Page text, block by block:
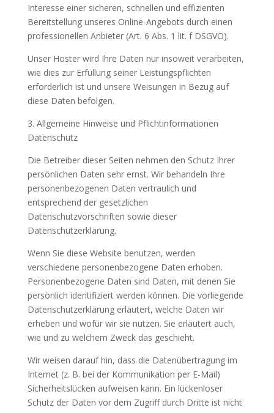
Interesse einer sicheren, schnellen und effizienten
Bereitstellung unseres Online-Angebots durch einen
professionellen Anbieter (Art. 6 Abs. 1 lit. f DSGVO).
Unser Hoster wird Ihre Daten nur insoweit verarbeiten,
wie dies zur Erfüllung seiner Leistungspflichten
erforderlich ist und unsere Weisungen in Bezug auf
diese Daten befolgen.
3. Allgemeine Hinweise und Pflichtinformationen
Datenschutz
Die Betreiber dieser Seiten nehmen den Schutz Ihrer
persönlichen Daten sehr ernst. Wir behandeln Ihre
personenbezogenen Daten vertraulich und
entsprechend der gesetzlichen
Datenschutzvorschriften sowie dieser
Datenschutzerklärung.
Wenn Sie diese Website benutzen, werden
verschiedene personenbezogene Daten erhoben.
Personenbezogene Daten sind Daten, mit denen Sie
persönlich identifiziert werden können. Die vorliegende
Datenschutzerklärung erläutert, welche Daten wir
erheben und wofür wir sie nutzen. Sie erläutert auch,
wie und zu welchem Zweck das geschieht.
Wir weisen darauf hin, dass die Datenübertragung im
Internet (z. B. bei der Kommunikation per E-Mail)
Sicherheitslücken aufweisen kann. Ein lückenloser
Schutz der Daten vor dem Zugriff durch Dritte ist nicht